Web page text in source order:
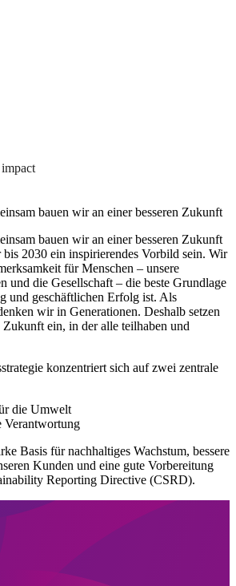
bauen wir an einer besseren Zukunft
bauen wir an einer besseren Zukunft
2030 ein inspirierendes Vorbild sein. Wir
für Menschen – unsere
und die Gesellschaft – die beste Grundlage
und geschäftlichen Erfolg ist. Als
wir in Generationen. Deshalb setzen
ein, in der alle teilhaben und
konzentriert sich auf zwei zentrale
die Umwelt
Verantwortung
Basis für nachhaltiges Wachstum, bessere
Kunden und eine gute Vorbereitung
Reporting Directive (CSRD).